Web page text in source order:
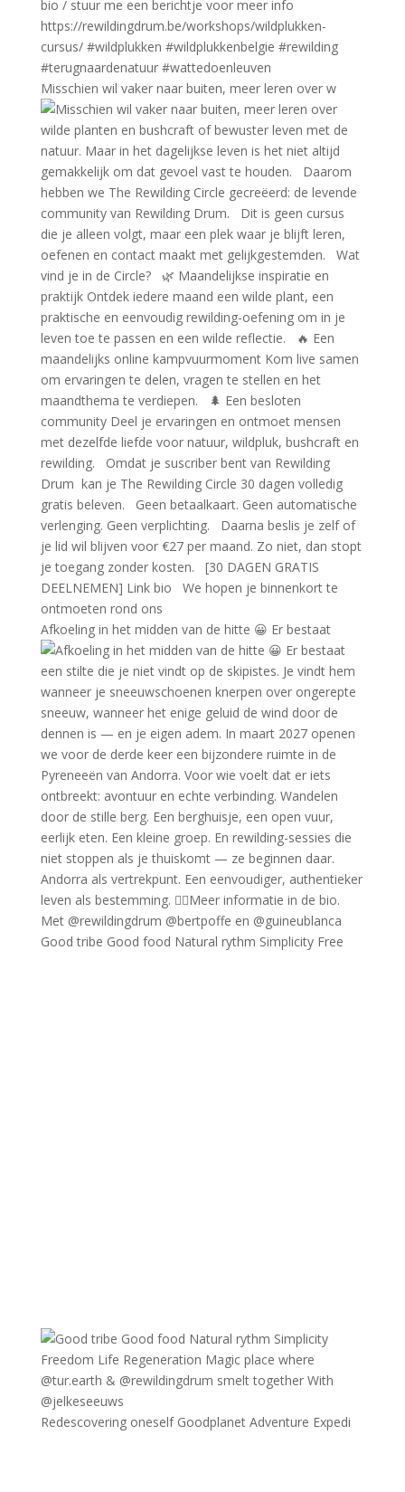
Misschien wil vaker naar buiten, meer leren over w
Afkoeling in het midden van de hitte 😀 Er bestaat
Good tribe Good food Natural rythm Simplicity Free
Redescovering oneself Goodplanet Adventure Expedi